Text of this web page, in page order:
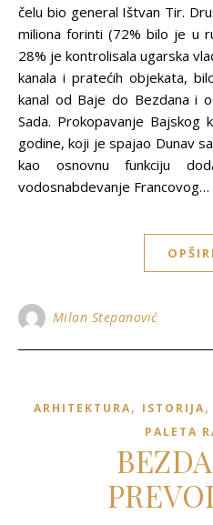
čelu bio general Ištvan Tir.
miliona forinti (72% bilo je u
28% je kontrolisala ugarska
kanala i pratećih objekata,
kanal od Baje do Bezdana i
Sada. Prokopavanje Bajskog
godine, koji je spajao Dunav
kao osnovnu funkciju
vodosnabdevanje Francovog…
Milan Stepanović
ARHITEKTURA, ISTORIJA,
PALETA